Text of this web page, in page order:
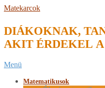
Skip
content
Matekarcok
DIÁKOKNAK,
AKIT ÉRDEKEL
Secondary
Menu
Menü
Matematikusok